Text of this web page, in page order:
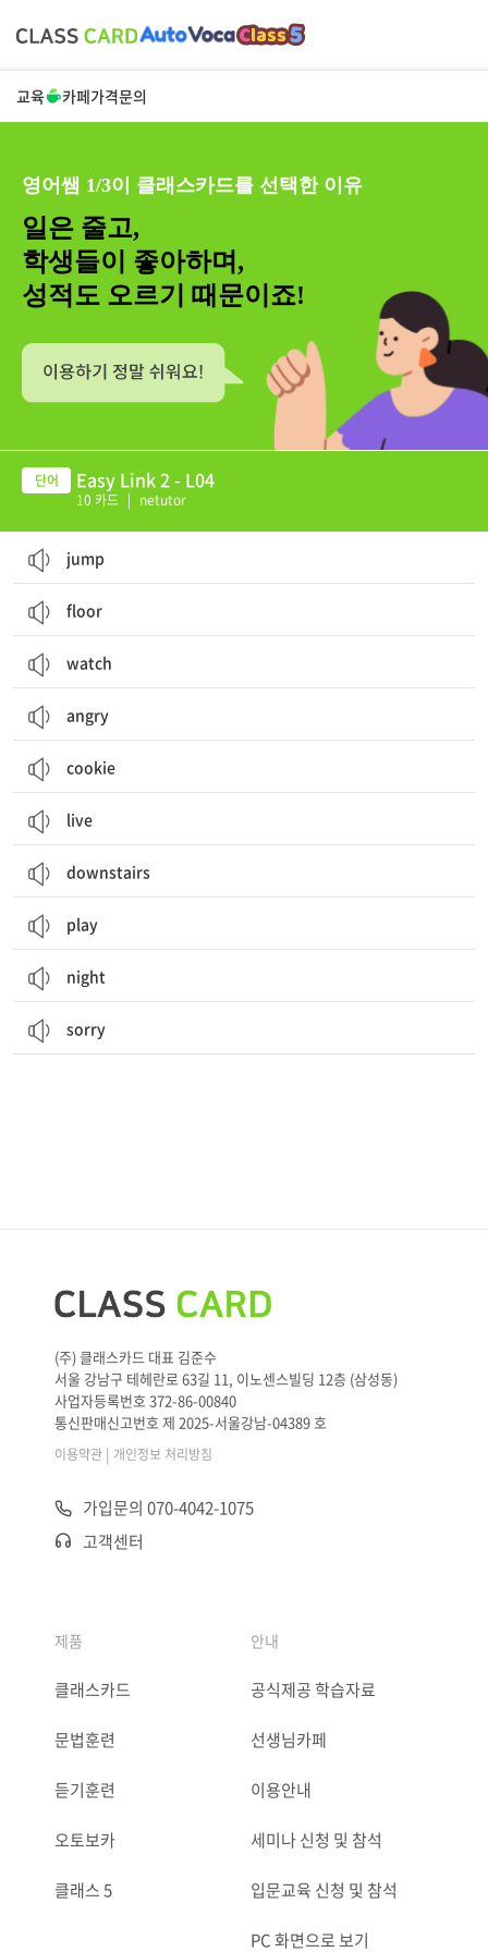
교육 카페가격문의
영어쌤 1/3이 클래스카드를 선택한 이유
일은 줄고,
학생들이 좋아하며,
성적도 오르기 때문이죠!
Easy Link 2 - L04
10 카드 | netutor
jump
floor
watch
angry
cookie
live
downstairs
play
night
sorry
(주) 클래스카드 대표 김준수
서울 강남구 테헤란로 63길 11, 이노센스빌딩 12층 (삼성동)
사업자등록번호 372-86-00840
통신판매신고번호 제 2025-서울강남-04389 호
이용약관 | 개인정보 처리방침
가입문의 070-4042-1075
고객센터
제품
클래스카드
문법훈련
듣기훈련
오토보카
클래스 5
안내
공식제공 학습자료
선생님카페
이용안내
세미나 신청 및 참석
입문교육 신청 및 참석
PC 화면으로 보기